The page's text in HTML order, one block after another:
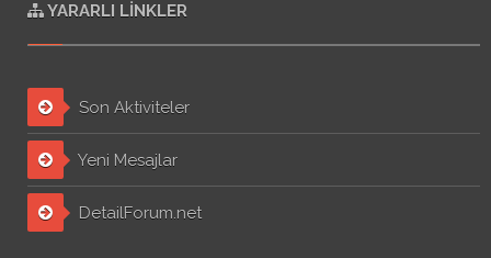
YARARLI LINKLER
Son Aktiviteler
Yeni Mesajlar
DetailForum.net